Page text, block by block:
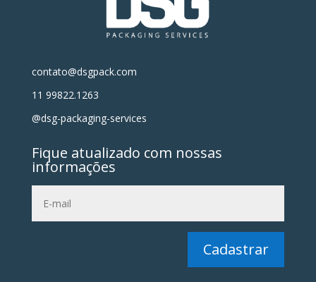
contato@dsgpack.com
11 99822.1263
@dsg-packaging-services
Fique atualizado com nossas
informações
Cadastrar